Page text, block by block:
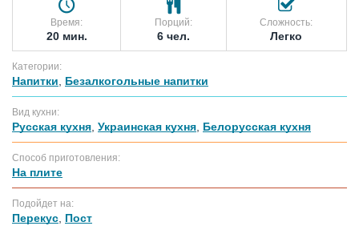
Время:
20 мин.
Порций:
6 чел.
Сложность:
Легко
Категории:
Напитки Безалкогольные напитки
Вид кухни:
Русская кухня Украинская кухня Белорусская кухня
Способ приготовления:
На плите
Подойдет на:
Перекус Пост